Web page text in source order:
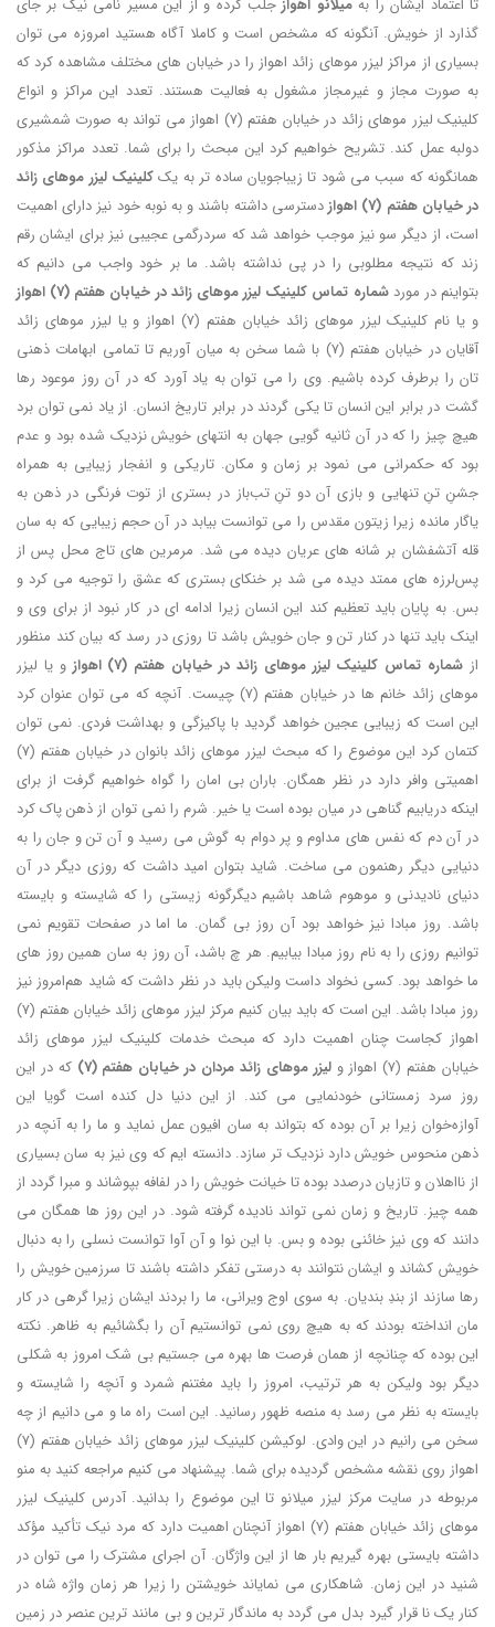
تا اعتماد ایشان را بهمیلانو اهوازجلب کرده و از این مسیر نامی نیک بر جای
گذارد از خویش. آنگونه که مشخص است و کاملا آگاه هستید امروزه می توان
بسیاری از مراکز لیزر موهای زائد اهواز را در خیابان های مختلف مشاهده کرد که
به صورت مجاز و غیرمجاز مشغول به فعالیت هستند. تعدد این مراکز و انواع
کلینیک لیزر موهای زائد در خیابان هفتم (7) اهواز می تواند به صورت شمشیری
دولبه عمل کند. تشریح خواهیم کرد این مبحث را برای شما. تعدد مراکز مذکور
همانگونه که سبب می شود تا زیباجویان ساده تر به یککلینیک لیزر موهای زائد
در خیابان هفتم (7) اهواز
دسترسی داشته باشند و به نوبه خود نیز دارای اهمیت
است، از دیگر سو نیز موجب خواهد شد که سردرگمی عجیبی نیز برای ایشان رقم
زند که نتیجه مطلوبی را در پی نداشته باشد. ما بر خود واجب می دانیم که
بتواینم در موردشماره تماس کلینیک لیزر موهای زائد در خیابان هفتم (7) اهواز
و یا نام کلینیک لیزر موهای زائد خیابان هفتم (7) اهواز و یا لیزر موهای زائد
آقایان در خیابان هفتم (7) با شما سخن به میان آوریم تا تمامی ابهامات ذهنی
تان را برطرف کرده باشیم. وی را می توان به یاد آورد که در آن روز موعود رها
گشت در برابر این انسان تا یکی گردند در برابر تاریخ انسان. از یاد نمی توان برد
هیچ چیز را که در آن ثانیه گویی جهان به انتهای خویش نزدیک شده بود و عدم
بود که حکمرانی می نمود بر زمان و مکان. تاریکی و انفجار زیبایی به همراه
جشنِ تنِ تنهایی و بازی آن دو تنِ تب‌باز در بستری از توت فرنگی در ذهن به
یاگار مانده زیرا زیتون مقدس را می توانست بیابد در آن حجم زیبایی که به سان
قله آتشفشان بر شانه های عریان دیده می شد. مرمرین های تاج محل پس از
پس‌‎لرزه های ممتد دیده می شد بر خنکای بستری که عشق را توجیه می کرد و
بس. به پایان باید تعظیم کند این انسان زیرا ادامه ای در کار نبود از برای وی و
اینک باید تنها در کنار تن و جان خویش باشد تا روزی در رسد که بیان کند منظور
از شماره تماس کلینیک لیزر موهای زائد در خیابان هفتم (7) اهواز
و یا لیزر
موهای زائد خانم ها در خیابان هفتم (7) چیست. آنچه که می توان عنوان کرد
این است که زیبایی عجین خواهد گردید با پاکیزگی و بهداشت فردی. نمی توان
کتمان کرد این موضوع را که مبحث لیزر موهای زائد بانوان در خیابان هفتم (7)
اهمیتی وافر دارد در نظر همگان. باران بی امان را گواه خواهیم گرفت از برای
اینکه دریابیم گناهی در میان بوده است یا خیر. شرم را نمی توان از ذهن پاک کرد
در آن دم که نفس های مداوم و پر دوام به گوش می رسید و آن تن و جان را به
دنیایی دیگر رهنمون می ساخت. شاید بتوان امید داشت که روزی دیگر در آن
دنیای نادیدنی و موهوم شاهد باشیم دیگرگونه زیستی را که شایسته و بایسته
باشد. روز مبادا نیز خواهد بود آن روز بی گمان. ما اما در صفحات تقویم نمی
توانیم روزی را به نام روز مبادا بیابیم. هر چ باشد، آن روز به سان همین روز های
ما خواهد بود. کسی نخواد داست ولیکن باید در نظر داشت که شاید هم‌امروز نیز
روز مبادا باشد. این است که باید بیان کنیم مرکز لیزر موهای زائد خیابان هفتم (7)
اهواز کجاست چنان اهمیت دارد که مبحث خدمات کلینیک لیزر موهای زائد
خیابان هفتم (7) اهواز و
لیزر موهای زائد مردان در خیابان هفتم (7)
که در این
روز سرد زمستانی خودنمایی می کند. از این دنیا دل کنده است گویا این
آوازه‌خوان زیرا بر آن بوده که بتواند به سان افیون عمل نماید و ما را به آنچه در
ذهن منحوس خویش دارد نزدیک تر سازد. دانسته ایم که وی نیز به سان بسیاری
از نااهلان و تازیان درصدد بوده تا خیانت خویش را در لفافه بپوشاند و مبرا گردد از
همه چیز. تاریخ و زمان نمی تواند نادیده گرفته شود. در این روز ها همگان می
دانند که وی نیز خائنی بوده و بس. با این نوا و آن آوا توانست نسلی را به دنبال
خویش کشاند و ایشان نتوانند به درستی تفکر داشته باشند تا سرزمین خویش را
رها سازند از بندِ بندیان. به سوی اوج ویرانی، ما را بردند ایشان زیرا گرهی در کار
مان انداخته بودند که به هیچ روی نمی توانستیم آن را بگشائیم به ظاهر. نکته
این بوده که چنانچه از همان فرصت ها بهره می جستیم بی شک امروز به شکلی
دیگر بود ولیکن به هر ترتیب، امروز را باید مغتنم شمرد و آنچه را شایسته و
بایسته به نظر می رسد به منصه ظهور رسانید. این است راه ما و می دانیم از چه
سخن می رانیم در این وادی. لوکیشن کلینیک لیزر موهای زائد خیابان هفتم (7)
اهواز روی نقشه مشخص گردیده برای شما. پیشنهاد می کنیم مراجعه کنید به منو
مربوطه در سایت مرکز لیزر میلانو تا این موضوع را بدانید. آدرس کلینیک لیزر
موهای زائد خیابان هفتم (7) اهواز آنچنان اهمیت دارد که مرد نیک تأکید مؤکد
داشته بایستی بهره گیریم بار ها از این واژگان. آن اجرای مشترک را می توان در
شنید در این زمان. شاهکاری می نمایاند خویشتن را زیرا هر زمان واژه شاه در
کنار یک نا قرار گیرد بدل می گردد به ماندگار ترین و بی مانند ترین عنصر در زمین